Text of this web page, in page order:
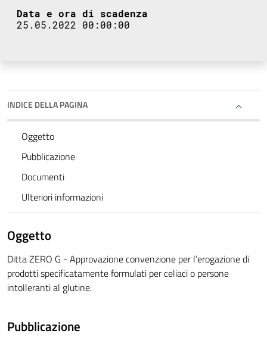
Data e ora di scadenza
25.05.2022 00:00:00
INDICE DELLA PAGINA
Oggetto
Pubblicazione
Documenti
Ulteriori informazioni
Oggetto
Ditta ZERO G - Approvazione convenzione per l’erogazione di
prodotti specificatamente formulati per celiaci o persone
intolleranti al glutine.
Pubblicazione